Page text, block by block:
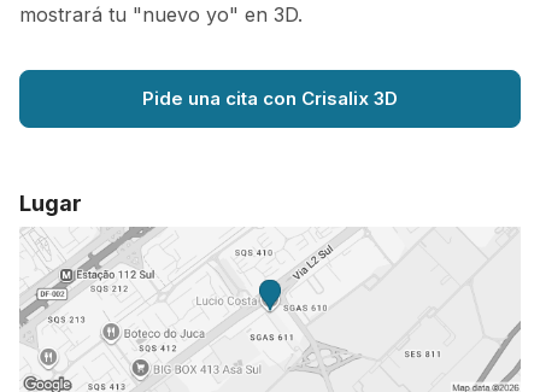
mostrará tu "nuevo yo" en 3D.
Pide una cita con Crisalix 3D
Lugar